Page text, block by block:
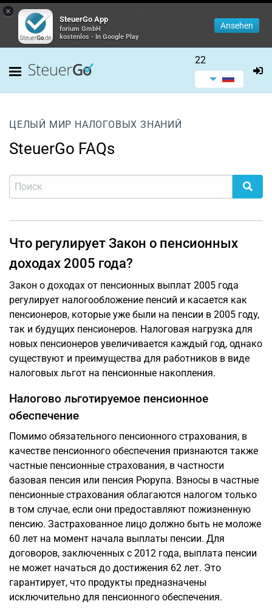
×
SteuerGo App
forium GmbH
kostenlos - In Google Play
Ansehen
22
ЦЕЛЫЙ МИР НАЛОГОВЫХ ЗНАНИЙ
SteuerGo FAQs
Что регулирует Закон о пенсионных
доходах 2005 года?
Закон о доходах от пенсионных выплат 2005 года
регулирует налогообложение пенсий и касается как
пенсионеров, которые уже были на пенсии в 2005 году,
так и будущих пенсионеров. Налоговая нагрузка для
новых пенсионеров увеличивается каждый год, однако
существуют и преимущества для работников в виде
налоговых льгот на пенсионные накопления.
Налогово льготируемое пенсионное
обеспечение
Помимо обязательного пенсионного страхования, в
качестве пенсионного обеспечения признаются также
частные пенсионные страхования, в частности
базовая пенсия или пенсия Рюрупа. Взносы в частные
пенсионные страхования облагаются налогом только
в том случае, если они предоставляют пожизненную
пенсию. Застрахованное лицо должно быть не моложе
60 лет на момент начала выплаты пенсии. Для
договоров, заключенных с 2012 года, выплата пенсии
не может начаться до достижения 62 лет. Это
гарантирует, что продукты предназначены
исключительно для пенсионного обеспечения.